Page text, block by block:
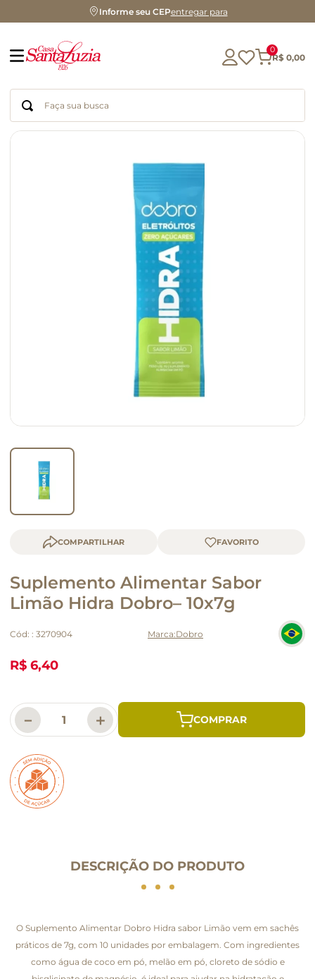
Informe seu CEPentregar para
0
R$ 0,00
Faça sua busca
COMPARTILHAR
Suplemento Alimentar Sabor
Limão Hidra Dobro– 10x7g
Cód: : 3270904 Dobro
R$ 6,40
＋
－
DESCRIÇÃO DO PRODUTO
O Suplemento Alimentar Dobro Hidra sabor Limão vem em sachês
práticos de 7g, com 10 unidades por embalagem. Com ingredientes
como água de coco em pó, melão em pó, cloreto de sódio e